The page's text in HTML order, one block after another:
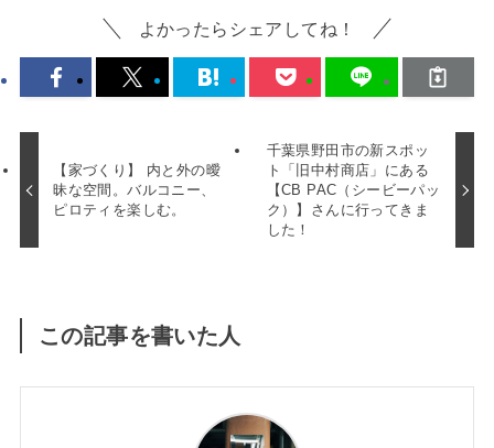
よかったらシェアしてね！
【家づくり】 内と外の曖
昧な空間。バルコニー、
ピロティを楽しむ。
千葉県野田市の新スポッ
ト「旧中村商店」にある
【CB PAC（シービーパッ
ク）】さんに行ってきま
した！
この記事を書いた人